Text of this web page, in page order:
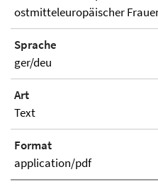
ostmitteleuropäischer
Sprache
ger/deu
Art
Text
Format
application/pdf